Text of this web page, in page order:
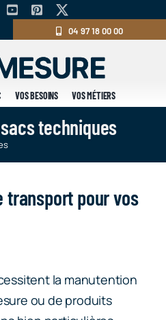
04 97 18 00 00
VOS BESOINS VOS MÉTIERS
techniques
transport pour vos
la manutention
ou de produits